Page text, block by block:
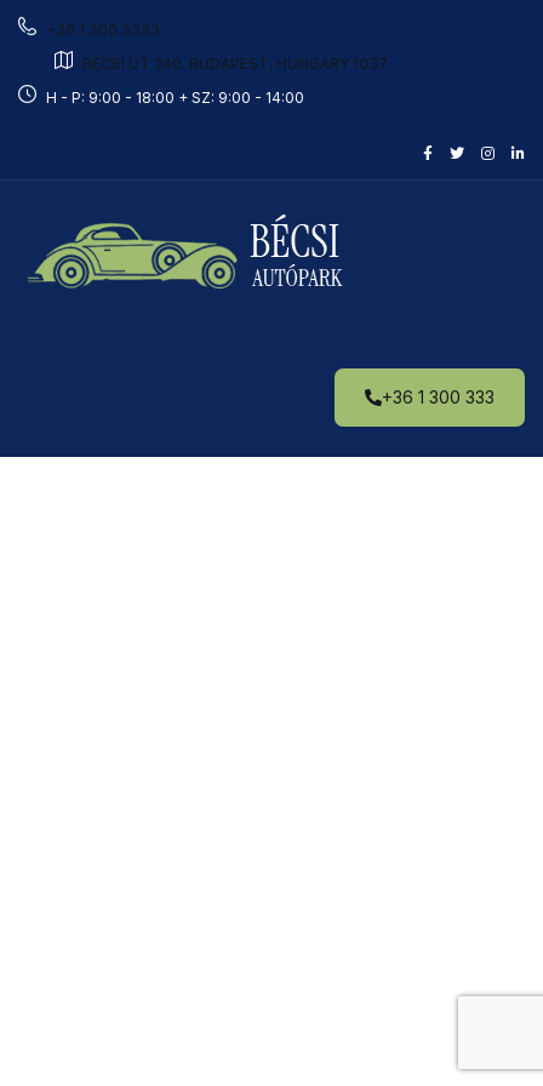
+36 1 300 3333
BÉCSI ÚT 240. BUDAPEST, HUNGARY 1037.
H - P: 9:00 - 18:00 + SZ: 9:00 - 14:00
+36 1 300 333